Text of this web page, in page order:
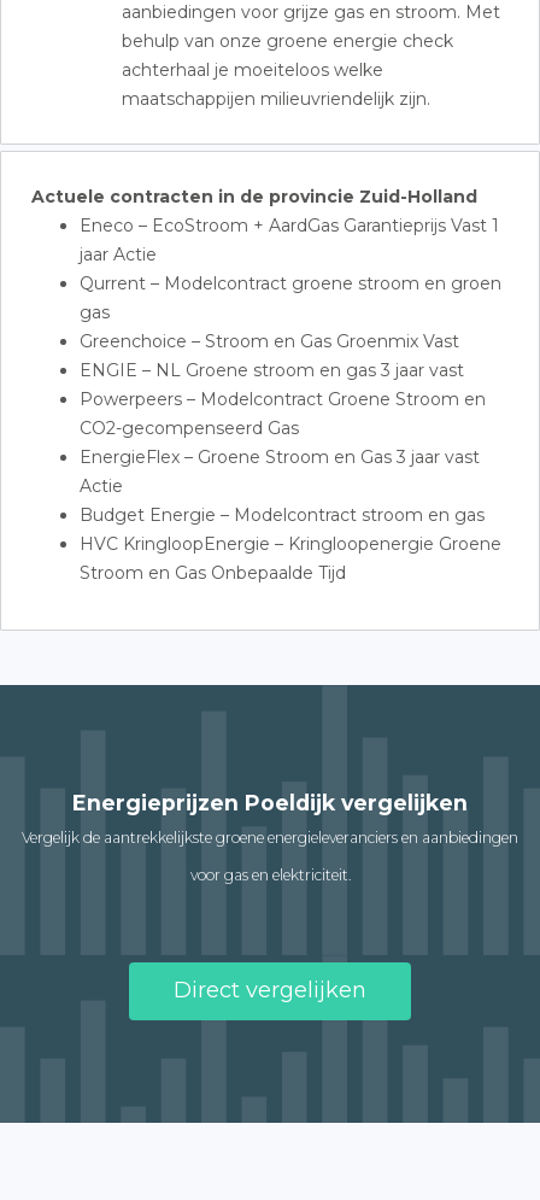
aanbiedingen voor grijze gas en stroom. Met
behulp van onze groene energie check
achterhaal je moeiteloos welke
maatschappijen milieuvriendelijk zijn.
Actuele contracten in de provincie Zuid-Holland
Eneco – EcoStroom + AardGas Garantieprijs Vast 1
jaar Actie
Qurrent – Modelcontract groene stroom en groen
gas
Greenchoice – Stroom en Gas Groenmix Vast
ENGIE – NL Groene stroom en gas 3 jaar vast
Powerpeers – Modelcontract Groene Stroom en
CO2-gecompenseerd Gas
EnergieFlex – Groene Stroom en Gas 3 jaar vast
Actie
Budget Energie – Modelcontract stroom en gas
HVC KringloopEnergie – Kringloopenergie Groene
Stroom en Gas Onbepaalde Tijd
Energieprijzen Poeldijk vergelijken
Vergelijk de aantrekkelijkste groene energieleveranciers en aanbiedingen
voor gas en elektriciteit.
Direct vergelijken